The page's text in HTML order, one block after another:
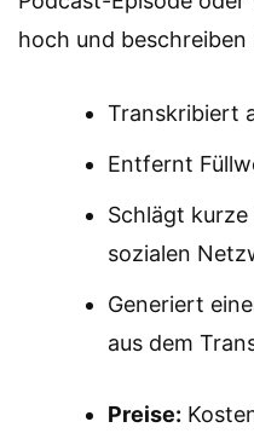
hoch und beschreiben
Transkribiert
Entfernt
Schlägt kurze
sozialen
Generiert
aus dem
Preise: